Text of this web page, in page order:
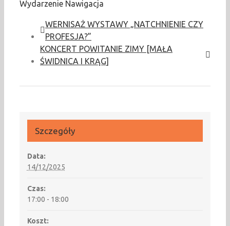
Wydarzenie Nawigacja
WERNISAŻ WYSTAWY „NATCHNIENIE CZY
PROFESJA?”
KONCERT POWITANIE ZIMY [MAŁA
ŚWIDNICA I KRĄG]
Szczegóły
Data:
14/12/2025
Czas:
17:00 - 18:00
Koszt: